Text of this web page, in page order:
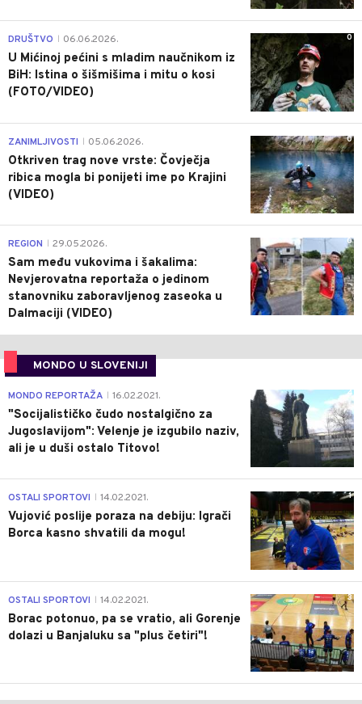
0
DRUŠTVO 06.06.2026.
U Mićinoj pećini s mladim naučnikom iz
BiH: Istina o šišmišima i mitu o kosi
(FOTO/VIDEO)
0
ZANIMLJIVOSTI 05.06.2026.
Otkriven trag nove vrste: Čovječja
ribica mogla bi ponijeti ime po Krajini
(VIDEO)
0
REGION 29.05.2026.
Sam među vukovima i šakalima:
Nevjerovatna reportaža o jedinom
stanovniku zaboravljenog zaseoka u
Dalmaciji (VIDEO)
MONDO U SLOVENIJI
4
MONDO REPORTAŽA 16.02.2021.
"Socijalističko čudo nostalgično za
Jugoslavijom": Velenje je izgubilo naziv,
ali je u duši ostalo Titovo!
1
OSTALI SPORTOVI 14.02.2021.
Vujović poslije poraza na debiju: Igrači
Borca kasno shvatili da mogu!
3
OSTALI SPORTOVI 14.02.2021.
Borac potonuo, pa se vratio, ali Gorenje
dolazi u Banjaluku sa "plus četiri"!